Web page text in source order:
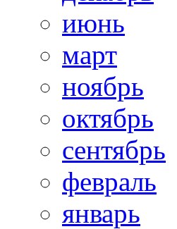
июнь
март
ноябрь
октябрь
сентябрь
февраль
январь